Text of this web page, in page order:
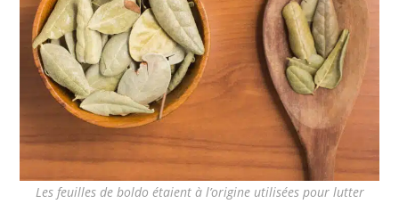
Les feuilles de boldo étaient à l’origine utilisées pour lutter